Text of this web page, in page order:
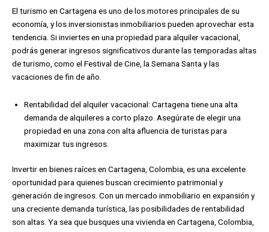
El turismo en Cartagena es uno de los motores principales de su
economía, y los inversionistas inmobiliarios pueden aprovechar esta
tendencia. Si inviertes en una propiedad para alquiler vacacional,
podrás generar ingresos significativos durante las temporadas altas
de turismo, como el Festival de Cine, la Semana Santa y las
vacaciones de fin de año.
Rentabilidad del alquiler vacacional: Cartagena tiene una alta
demanda de alquileres a corto plazo. Asegúrate de elegir una
propiedad en una zona con alta afluencia de turistas para
maximizar tus ingresos.
Invertir en bienes raíces en Cartagena, Colombia, es una excelente
oportunidad para quienes buscan crecimiento patrimonial y
generación de ingresos. Con un mercado inmobiliario en expansión y
una creciente demanda turística, las posibilidades de rentabilidad
son altas. Ya sea que busques una vivienda en Cartagena, Colombia,